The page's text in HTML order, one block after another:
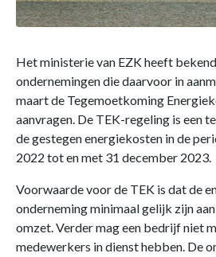
Het ministerie van EZK heeft
ondernemingen die daarvoor in
maart de Tegemoetkoming
aanvragen. De TEK-regeling is een
de gestegen energiekosten in de
2022 tot en met 31 december 2023.
Voorwaarde voor de TEK is dat de
onderneming minimaal gelijk zijn
omzet. Verder mag een bedrijf niet
medewerkers in dienst hebben. De